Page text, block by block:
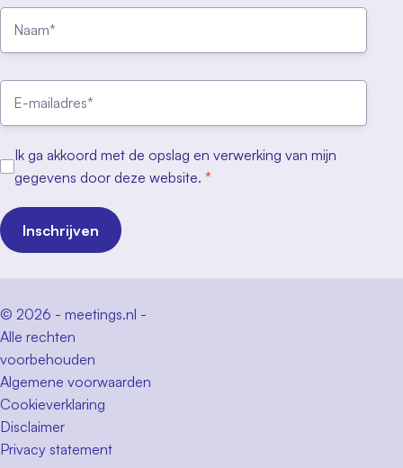
Ik ga akkoord met de opslag en verwerking van mijn
gegevens door deze website. *
Inschrijven
© 2026 - meetings.nl -
Alle rechten
voorbehouden
Algemene voorwaarden
Cookieverklaring
Disclaimer
Privacy statement